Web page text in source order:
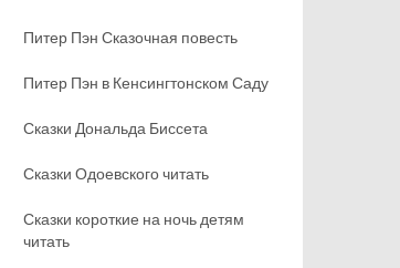
Питер Пэн Сказочная повесть
Питер Пэн в Кенсингтонском Саду
Сказки Дональда Биссета
Сказки Одоевского читать
Сказки короткие на ночь детям
читать